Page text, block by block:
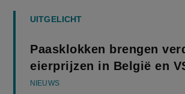
UITGELICHT
Paasklokken brengen
eierprijzen in België en
NIEUWS